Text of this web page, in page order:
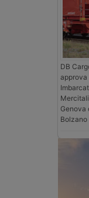
DB
Genova
Bolzano